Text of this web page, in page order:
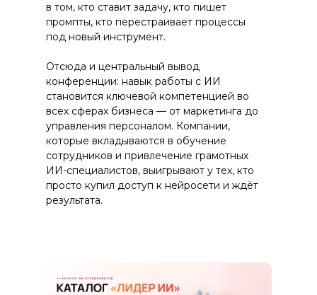
в том, кто ставит задачу, кто пишет
промпты, кто перестраивает процессы
под новый инструмент.
Отсюда и центральный вывод
конференции: навык работы с ИИ
становится ключевой компетенцией во
всех сферах бизнеса — от маркетинга до
управления персоналом. Компании,
которые вкладываются в обучение
сотрудников и привлечение грамотных
ИИ-специалистов, выигрывают у тех, кто
просто купил доступ к нейросети и ждёт
результата.